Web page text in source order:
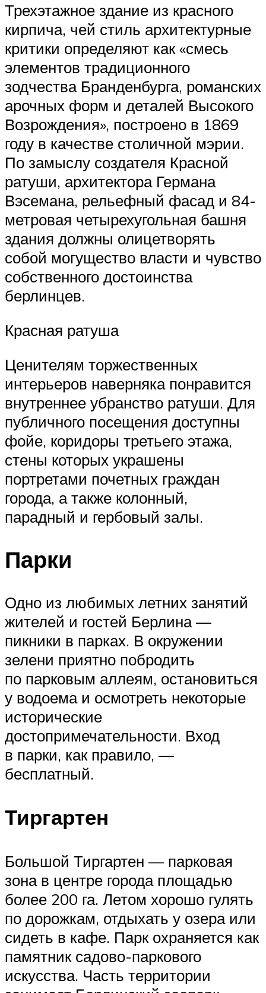
Трехэтажное здание из красного
кирпича, чей стиль архитектурные
критики определяют как «смесь
элементов традиционного
зодчества Бранденбурга, романских
арочных форм и деталей Высокого
Возрождения», построено в 1869
году в качестве столичной мэрии.
По замыслу создателя Красной
ратуши, архитектора Германа
Вэсемана, рельефный фасад и 84-
метровая четырехугольная башня
здания должны олицетворять
собой могущество власти и чувство
собственного достоинства
берлинцев.
Красная ратуша
Ценителям торжественных
интерьеров наверняка понравится
внутреннее убранство ратуши. Для
публичного посещения доступны
фойе, коридоры третьего этажа,
стены которых украшены
портретами почетных граждан
города, а также колонный,
парадный и гербовый залы.
Парки
Одно из любимых летних занятий
жителей и гостей Берлина —
пикники в парках. В окружении
зелени приятно побродить
по парковым аллеям, остановиться
у водоема и осмотреть некоторые
исторические
достопримечательности. Вход
в парки, как правило, —
бесплатный.
Тиргартен
Большой Тиргартен — парковая
зона в центре города площадью
более 200 га. Летом хорошо гулять
по дорожкам, отдыхать у озера или
сидеть в кафе. Парк охраняется как
памятник садово-паркового
искусства. Часть территории